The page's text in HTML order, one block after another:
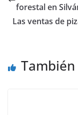
forestal en
Las ventas de